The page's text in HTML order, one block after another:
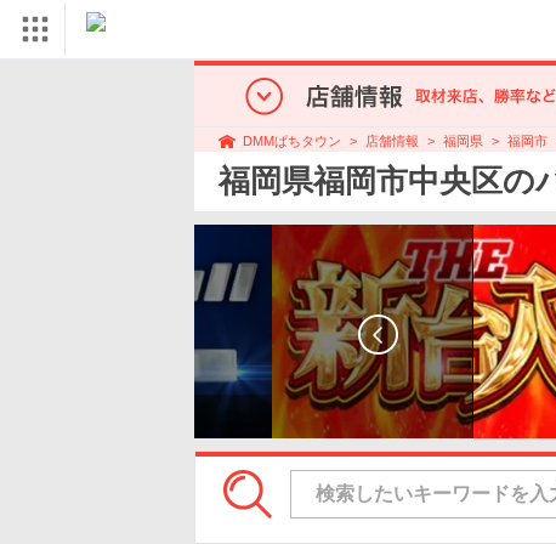
DMMぱちタウン 店舗情報 福岡県 福岡市
福岡県福岡市中央区の